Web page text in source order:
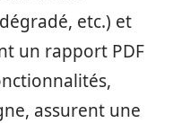
etc.) et
un rapport PDF
assurent une